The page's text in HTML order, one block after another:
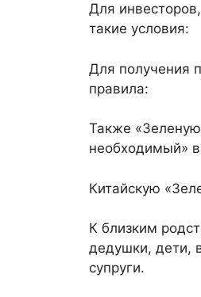
Для
такие условия:
Для получения
правила:
Также
необходимый»
Китайскую
К близким
дедушки, дети,
супруги.